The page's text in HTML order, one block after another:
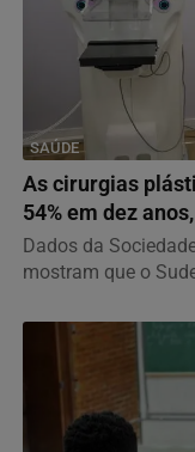
SAÚDE
As cirurgias
54% em dez
Dados da
mostram que o